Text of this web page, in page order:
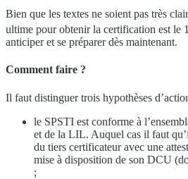
Bien que les textes ne soient pas très
ultime pour obtenir la certification est le 1
anticiper et se préparer dès maintenant.
Comment faire ?
Il faut distinguer trois hypothèses
le SPSTI est conforme à
et de la LIL. Auquel cas il faut
du tiers certificateur avec une
mise à disposition de son DCU
;